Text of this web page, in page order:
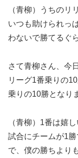
（青柳）うちのリ
いつも助けられっ
わないで勝てるぐ
さて青柳さん、今
リーグ1番乗りの
乗りの10勝となり
（青柳）1番は嬉
試合にチームが1
で、僕の勝ちより